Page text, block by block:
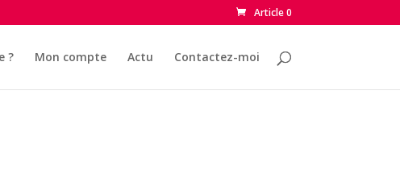
Article 0
? Mon compte Actu Contactez-moi